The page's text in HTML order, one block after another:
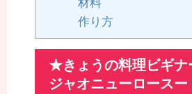
材料
作り方
★きょうの料理ビギナ
ジャオニューロースー